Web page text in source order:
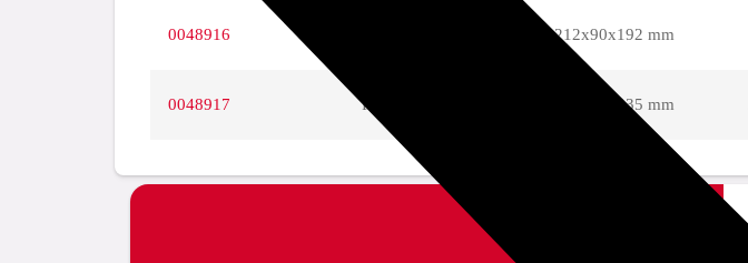
0048916 212x90x192 mm
0048917 Rp2" (DN50) 260x90x235 mm